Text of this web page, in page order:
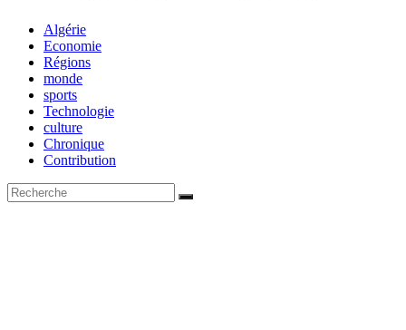
Algérie
Economie
Régions
monde
sports
Technologie
culture
Chronique
Contribution